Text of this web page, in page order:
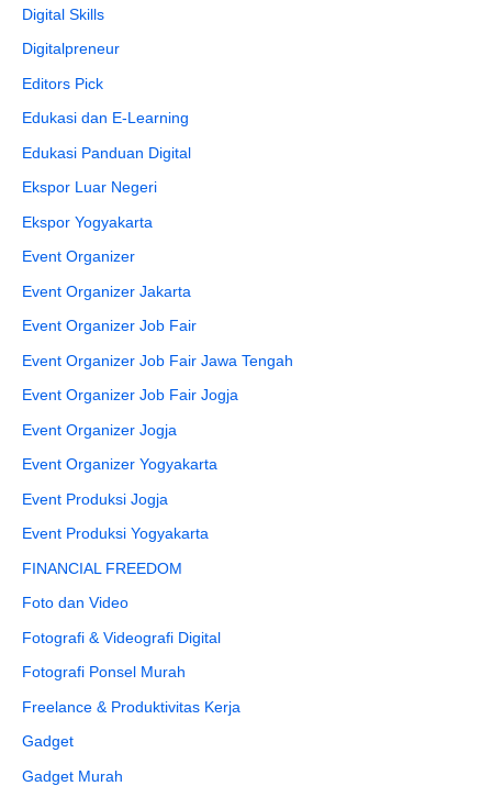
Digital Skills
Digitalpreneur
Editors Pick
Edukasi dan E-Learning
Edukasi Panduan Digital
Ekspor Luar Negeri
Ekspor Yogyakarta
Event Organizer
Event Organizer Jakarta
Event Organizer Job Fair
Event Organizer Job Fair Jawa Tengah
Event Organizer Job Fair Jogja
Event Organizer Jogja
Event Organizer Yogyakarta
Event Produksi Jogja
Event Produksi Yogyakarta
FINANCIAL FREEDOM
Foto dan Video
Fotografi & Videografi Digital
Fotografi Ponsel Murah
Freelance & Produktivitas Kerja
Gadget
Gadget Murah